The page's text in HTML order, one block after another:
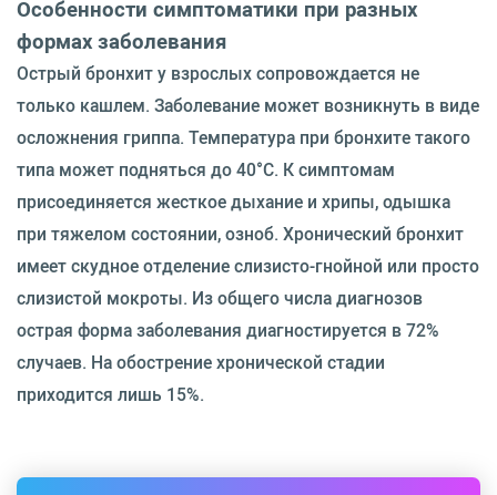
Особенности симптоматики при разных
формах заболевания
Острый бронхит у взрослых сопровождается не
только кашлем. Заболевание может возникнуть в виде
осложнения гриппа. Температура при бронхите такого
типа может подняться до 40°C. К симптомам
присоединяется жесткое дыхание и хрипы, одышка
при тяжелом состоянии, озноб. Хронический бронхит
имеет скудное отделение слизисто-гнойной или просто
слизистой мокроты. Из общего числа диагнозов
острая форма заболевания диагностируется в 72%
случаев. На обострение хронической стадии
приходится лишь 15%.